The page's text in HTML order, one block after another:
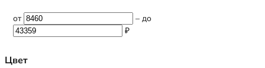
от – до
₽
Цвет